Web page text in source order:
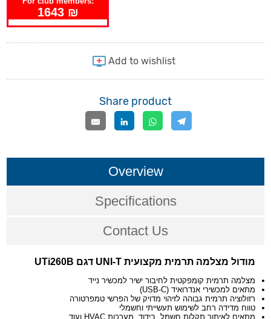
1643 ₪
Share product
Overview
Specifications
Contact Us
מודול מצלמה תרמית מקצועית UNI-T דגם UTi260B
מצלמה תרמית קומפקטית לחיבור ישיר למכשיר נייד
מתאים למכשירי אנדרואיד (USB-C)
רזולוציה תרמית גבוהה לזיהוי מדויק של הפרשי טמפרטורה
טווח מדידה רחב לשימוש תעשייתי וחשמלי
מתאים לאיתור תקלות חשמל, בידוד, מערכות HVAC ועוד